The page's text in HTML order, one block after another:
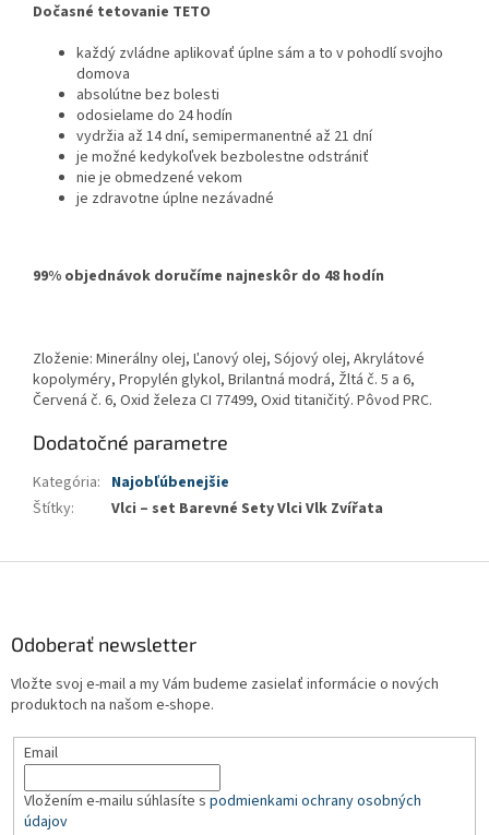
Dočasné tetovanie TETO
každý zvládne aplikovať úplne sám a to v pohodlí svojho
domova
absolútne bez bolesti
odosielame do 24 hodín
vydržia až 14 dní, semipermanentné až 21 dní
je možné kedykoľvek bezbolestne odstrániť
nie je obmedzené vekom
je zdravotne úplne nezávadné
99% objednávok doručíme najneskôr do 48 hodín
Zloženie: Minerálny olej, Ľanový olej, Sójový olej, Akrylátové
kopolyméry, Propylén glykol, Brilantná modrá, Žltá č. 5 a 6,
Červená č. 6, Oxid železa CI 77499, Oxid titaničitý. Pôvod PRC.
Dodatočné parametre
Kategória: Najobľúbenejšie
Štítky: Vlci – set Barevné Sety Vlci Vlk Zvířata
Odoberať newsletter
Vložte svoj e-mail a my Vám budeme zasielať informácie o nových
produktoch na našom e-shope.
Email
Vložením e-mailu súhlasíte s podmienkami ochrany osobných
údajov